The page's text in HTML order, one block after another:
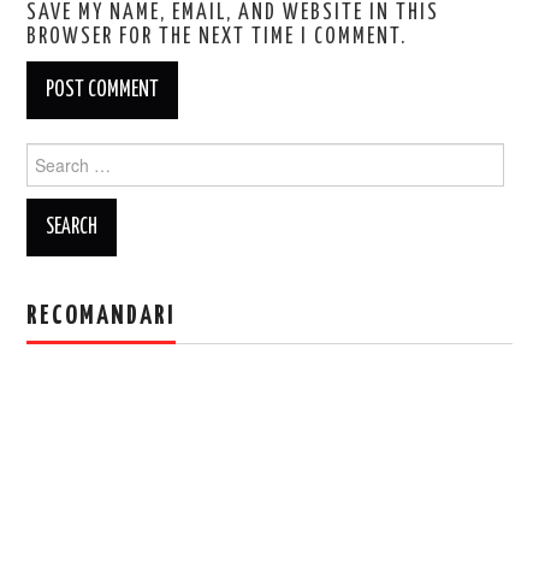
SAVE MY NAME, EMAIL, AND WEBSITE IN THIS
BROWSER FOR THE NEXT TIME I COMMENT.
for:
RECOMANDARI